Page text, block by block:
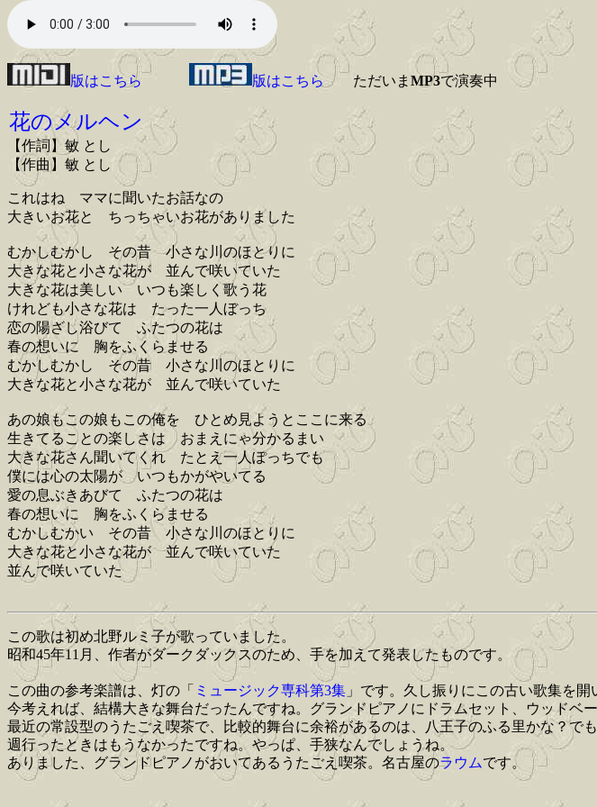
版はこちら 版はこちらただいま MP3で演奏中
花のメルヘン
【作詞】敏 とし
【作曲】敏 とし
これはね ママに聞いたお話なの
大きいお花と ちっちゃいお花がありました
むかしむかし その昔 小さな川のほとりに
大きな花と小さな花が 並んで咲いていた
大きな花は美しい いつも楽しく歌う花
けれども小さな花は たった一人ぼっち
恋の陽ざし浴びて ふたつの花は
春の想いに 胸をふくらませる
むかしむかし その昔 小さな川のほとりに
大きな花と小さな花が 並んで咲いていた
あの娘もこの娘もこの俺を ひとめ見ようとここに来る
生きてることの楽しさは おまえにゃ分かるまい
大きな花さん聞いてくれ たとえ一人ぽっちでも
僕には心の太陽が いつもかがやいてる
愛の息ぶきあびて ふたつの花は
春の想いに 胸をふくらませる
むかしむかい その昔 小さな川のほとりに
大きな花と小さな花が 並んで咲いていた
並んで咲いていた
この歌は初め北野ルミ子が歌っていました。
昭和45年11月、作者がダークダックスのため、手を加えて発表したものです。
この曲の参考楽譜は、灯の「 ミュージック専科第3集 」です。久し振りにこの古い歌集を
今考えれば、結構大きな舞台だったんですね。グランドピアノにドラムセット、ウッドベ
最近の常設型のうたごえ喫茶で、比較的舞台に余裕があるのは、八王子のふる里かな？
週行ったときはもうなかったですね。やっぱ、手狭なんでしょうね。
ありました、グランドピアノがおいてあるうたごえ喫茶。名古屋のラウムです。